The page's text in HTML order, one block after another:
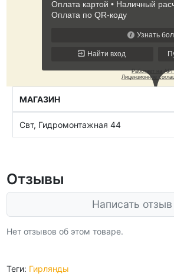
МАГАЗИН
Свт, Гидромонтажная 44
Отзывы
Написать отзыв
Нет отзывов об этом товаре.
Теги: Гирлянды